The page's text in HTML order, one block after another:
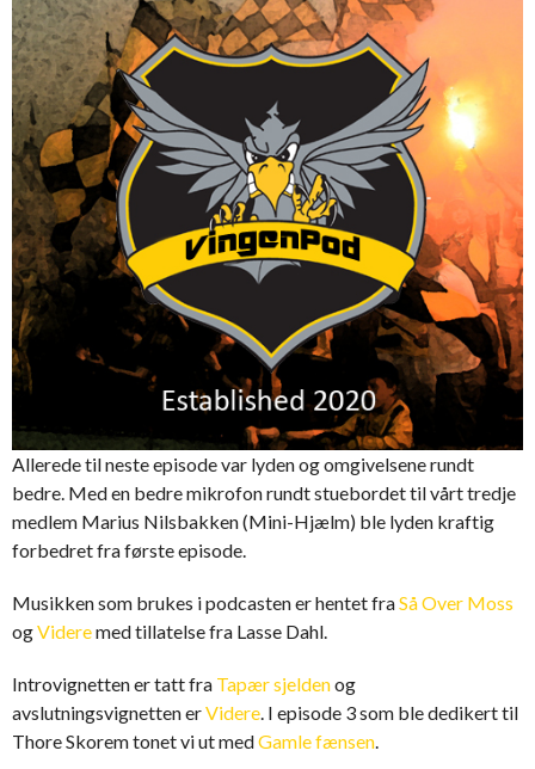
Allerede til neste episode var lyden og omgivelsene rundt
bedre. Med en bedre mikrofon rundt stuebordet til vårt tredje
medlem Marius Nilsbakken (Mini-Hjælm) ble lyden kraftig
forbedret fra første episode.
Musikken som brukes i podcasten er hentet fraSå Over Moss
ogVideremed tillatelse fra Lasse Dahl.
Introvignetten er tatt fra Tapær sjeldenog
avslutningsvignetten erVidere. I episode 3 som ble dedikert til
Thore Skorem tonet vi ut medGamle fænsen.